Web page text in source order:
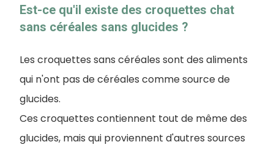
Est-ce qu'il existe des croquettes chat
sans céréales sans glucides ?
Les croquettes sans céréales sont des aliments
qui n'ont pas de céréales comme source de
glucides.
Ces croquettes contiennent tout de même des
glucides, mais qui proviennent d'autres sources